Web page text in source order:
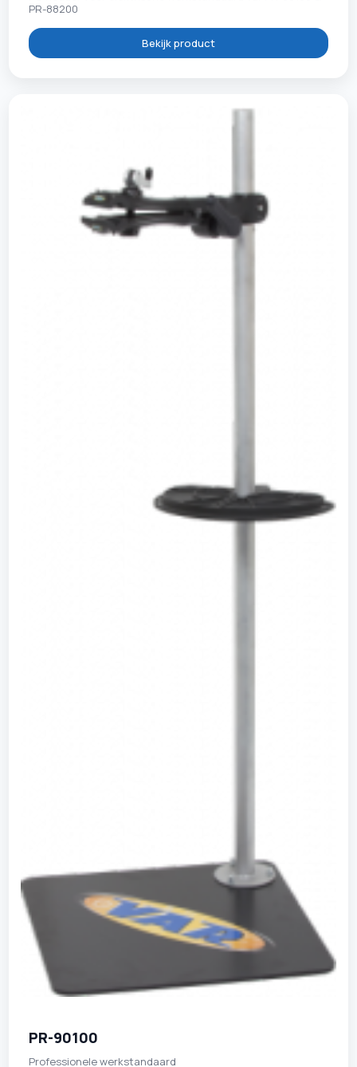
PR-88200
Bekijk product
PR-90100
Professionele werkstandaard